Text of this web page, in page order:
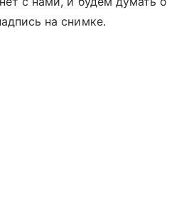
на снимке.